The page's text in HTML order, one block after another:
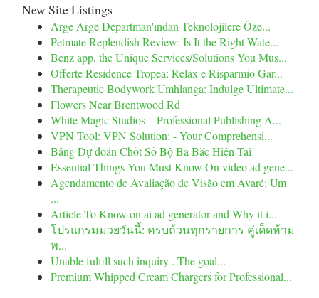
New Site Listings
Arge Arge Departman'ından Teknolojilere Öze...
Petmate Replendish Review: Is It the Right Wate...
Benz app, the Unique Services/Solutions You Mus...
Offerte Residence Tropea: Relax e Risparmio Gar...
Therapeutic Bodywork Umhlanga: Indulge Ultimate...
Flowers Near Brentwood Rd
White Magic Studios – Professional Publishing A...
VPN Tool: VPN Solution: - Your Comprehensi...
Bảng Dự đoán Chốt Số Bộ Ba Bắc Hiện Tại
Essential Things You Must Know On video ad gene...
Agendamento de Avaliação de Visão em Avaré: Um
...
Article To Know on ai ad generator and Why it i...
โปรแกรมมวยวันนี้: ครบถ้วนทุกรายการ คู่เด็ดห้าม
พ...
Unable fulfill such inquiry . The goal...
Premium Whipped Cream Chargers for Professional...